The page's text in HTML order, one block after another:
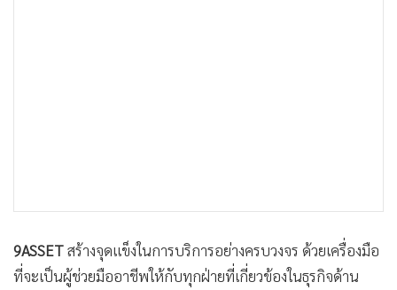
9ASSETสร้างจุดแข็งในการบริการอย่างครบวงจร ด้วยเครื่องมือ
ที่จะเป็นผู้ช่วยมืออาชีพให้กับทุกฝ่ายที่เกี่ยวข้องในธุรกิจด้าน